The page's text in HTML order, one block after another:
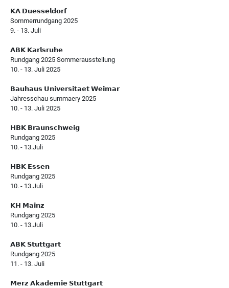
𝗞𝗔 𝗗𝘂𝗲𝘀𝘀𝗲𝗹𝗱𝗼𝗿𝗳
Sommerrundgang 2025
9. - 13. Juli
𝗔𝗕𝗞 𝗞𝗮𝗿𝗹𝘀𝗿𝘂𝗵𝗲
Rundgang 2025 Sommerausstellung
10. - 13. Juli 2025
𝗕𝗮𝘂𝗵𝗮𝘂𝘀 𝗨𝗻𝗶𝘃𝗲𝗿𝘀𝗶𝘁𝗮𝗲𝘁 𝗪𝗲𝗶𝗺𝗮𝗿
Jahresschau summaery 2025
10. - 13. Juli 2025
𝗛𝗕𝗞 𝗕𝗿𝗮𝘂𝗻𝘀𝗰𝗵𝘄𝗲𝗶𝗴
Rundgang 2025
10. - 13.Juli
𝗛𝗕𝗞 𝗘𝘀𝘀𝗲𝗻
Rundgang 2025
10. - 13.Juli
𝗞𝗛 𝗠𝗮𝗶𝗻𝘇
Rundgang 2025
10. - 13.Juli
𝗔𝗕𝗞 𝗦𝘁𝘂𝘁𝘁𝗴𝗮𝗿𝘁
Rundgang 2025
11. - 13. Juli
𝗠𝗲𝗿𝘇 𝗔𝗸𝗮𝗱𝗲𝗺𝗶𝗲 𝗦𝘁𝘂𝘁𝘁𝗴𝗮𝗿𝘁